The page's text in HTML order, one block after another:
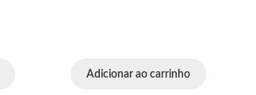
Adicionar ao carrinho